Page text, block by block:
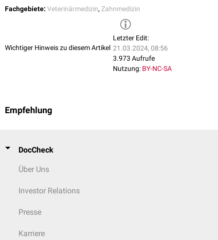
Fachgebiete: Veterinärmedizin, Zahnmedizin
Wichtiger Hinweis zu diesem Artikel
Letzter Edit:
21.03.2024, 08:56
3.973 Aufrufe
Nutzung: BY-NC-SA
Empfehlung
DocCheck
Über Uns
Investor Relations
Presse
Karriere